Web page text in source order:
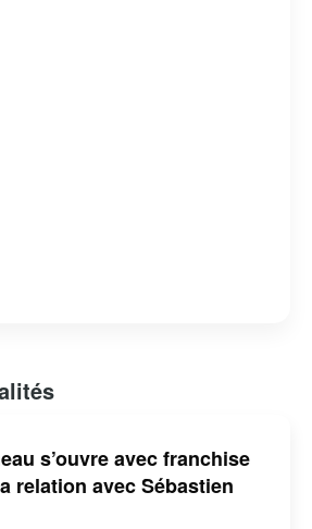
s’ouvre avec franchise
relation avec Sébastien